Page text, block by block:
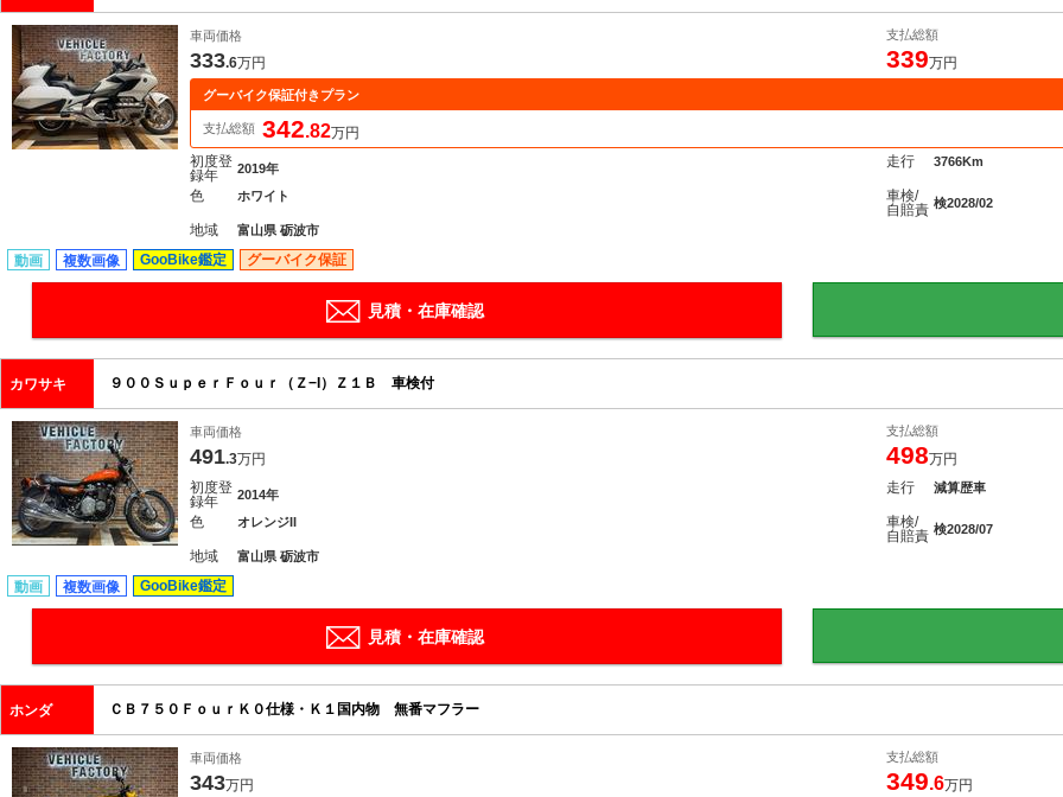
車両価格
333.6万円
支払総額
339万円
グーバイク保証付きプラン
支払総額 342.82万円
初度登
録年
2019年 走行 3766Km
色 ホワイト
車検/
自賠責 検2028/02
地域 富山県 砺波市
動画 複数画像 GooBike鑑定 グーバイク保証
見積・在庫確認
カワサキ ９００ＳｕｐｅｒＦｏｕｒ（Ｚ−I）Ｚ１Ｂ 車検付
車両価格
491.3万円
支払総額
498万円
初度登
録年
2014年 走行 減算歴車
色 オレンジII
車検/
自賠責 検2028/07
地域 富山県 砺波市
動画 複数画像 GooBike鑑定
見積・在庫確認
ホンダ ＣＢ７５０ＦｏｕｒＫ０仕様・Ｋ１国内物 無番マフラー
車両価格
343万円
支払総額
349.6万円